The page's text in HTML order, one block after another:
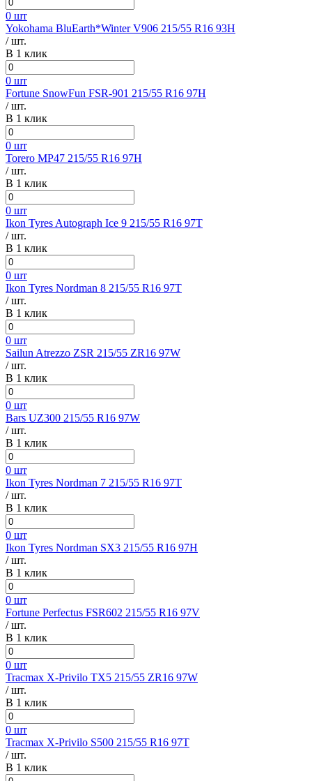
0 шт
Yokohama BluEarth*Winter V906 215/55 R16 93H
/ шт.
В 1 клик
0 шт
Fortune SnowFun FSR-901 215/55 R16 97H
/ шт.
В 1 клик
0 шт
Torero MP47 215/55 R16 97H
/ шт.
В 1 клик
0 шт
Ikon Tyres Autograph Ice 9 215/55 R16 97T
/ шт.
В 1 клик
0 шт
Ikon Tyres Nordman 8 215/55 R16 97T
/ шт.
В 1 клик
0 шт
Sailun Atrezzo ZSR 215/55 ZR16 97W
/ шт.
В 1 клик
0 шт
Bars UZ300 215/55 R16 97W
/ шт.
В 1 клик
0 шт
Ikon Tyres Nordman 7 215/55 R16 97T
/ шт.
В 1 клик
0 шт
Ikon Tyres Nordman SX3 215/55 R16 97H
/ шт.
В 1 клик
0 шт
Fortune Perfectus FSR602 215/55 R16 97V
/ шт.
В 1 клик
0 шт
Tracmax X-Privilo TX5 215/55 ZR16 97W
/ шт.
В 1 клик
0 шт
Tracmax X-Privilo S500 215/55 R16 97T
/ шт.
В 1 клик